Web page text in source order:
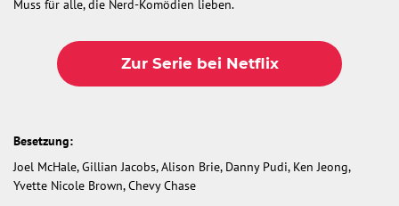
Muss für alle, die Nerd-Komödien lieben.
Zur Serie bei Netflix
Besetzung:
Joel McHale, Gillian Jacobs, Alison Brie, Danny Pudi, Ken Jeong,
Yvette Nicole Brown, Chevy Chase